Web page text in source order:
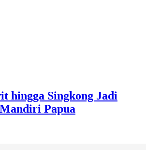
hingga Singkong Jadi
Papua